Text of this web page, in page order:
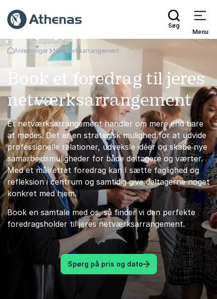
Søg
Menu
Tilbage til forsiden
Anledninger Netværksarrangement
Book et foredrag til jeres
netværksarrangement
Et netværksarrangement handler om mere end bare
at mødes. Det er en strategisk mulighed for at udvide
professionelle relationer, udveksle idéer og skabe nye
samarbejdsmuligheder for både deltagere og værter.
Med et målrettet foredrag kan I sætte faglighed og
refleksion i centrum og samtidig give deltagerne noget
konkret med hjem.
Book en samtale med os, så finder vi den perfekte
foredragsholder til jeres netværksarrangement.
Spørg på pris og dato